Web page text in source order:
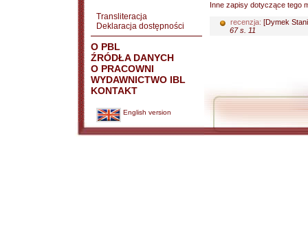
Transliteracja
Deklaracja dostępności
O PBL
ŹRÓDŁA DANYCH
O PRACOWNI
WYDAWNICTWO IBL
KONTAKT
English version
Inne zapisy dotyczące tego
recenzja: [Dymek
67 s. 11